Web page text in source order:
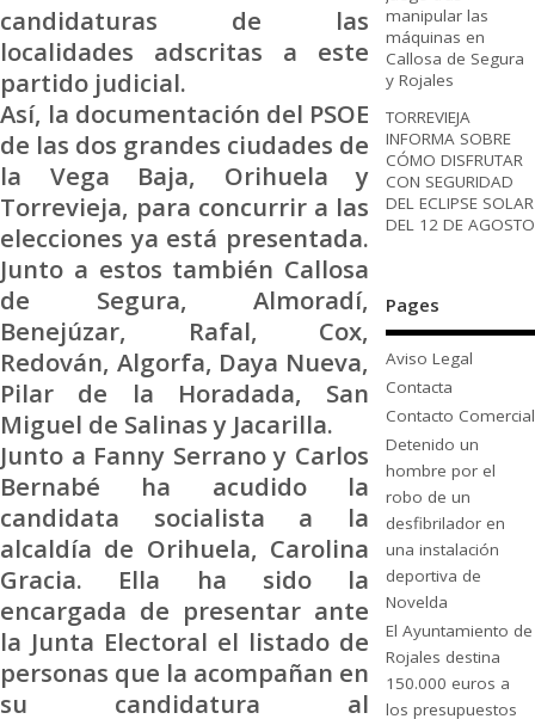
candidaturas de las
localidades adscritas a este
partido judicial.
Así, la documentación del PSOE
de las dos grandes ciudades de
la Vega Baja, Orihuela y
Torrevieja, para concurrir a las
elecciones ya está presentada.
Junto a estos también Callosa
de Segura, Almoradí,
Benejúzar, Rafal, Cox,
Redován, Algorfa, Daya Nueva,
Pilar de la Horadada, San
Miguel de Salinas y Jacarilla.
Junto a Fanny Serrano y Carlos
Bernabé ha acudido la
candidata socialista a la
alcaldía de Orihuela, Carolina
Gracia. Ella ha sido la
encargada de presentar ante
la Junta Electoral el listado de
personas que la acompañan en
su candidatura al
manipular las
máquinas en
Callosa de Segura
y Rojales
TORREVIEJA
INFORMA SOBRE
CÓMO DISFRUTAR
CON SEGURIDAD
DEL ECLIPSE SOLAR
DEL 12 DE AGOSTO
Pages
Aviso Legal
Contacta
Contacto Comercial
Detenido un
hombre por el
robo de un
desfibrilador en
una instalación
deportiva de
Novelda
El Ayuntamiento de
Rojales destina
150.000 euros a
los presupuestos